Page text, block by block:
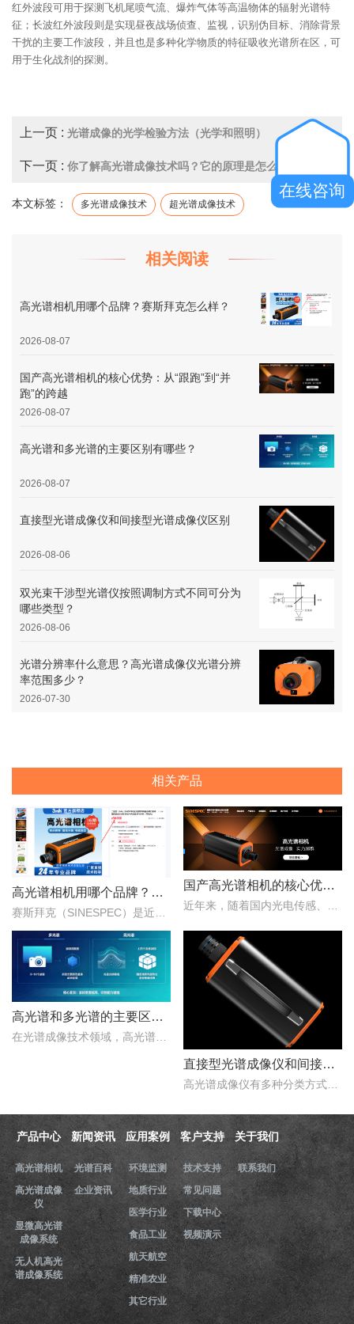
红外波段可用于探测飞机尾喷气流、爆炸气体等高温物体的辐射光谱特
征；长波红外波段则是实现昼夜战场侦查、监视，识别伪目标、消除背景
干扰的主要工作波段，并且也是多种化学物质的特征吸收光谱所在区，可
用于生化战剂的探测。
上一页 : 光谱成像的光学检验方法（光学和照明）
下一页 : 你了解高光谱成像技术吗？它的原理是怎么样的？
本文标签： 多光谱成像技术 超光谱成像技术
相关阅读
高光谱相机用哪个品牌？赛斯拜克怎么样？
2026-08-07
国产高光谱相机的核心优势：从“跟跑”到“并
跑”的跨越
2026-08-07
高光谱和多光谱的主要区别有哪些？
2026-08-07
直接型光谱成像仪和间接型光谱成像仪区别
2026-08-06
双光束干涉型光谱仪按照调制方式不同可分为
哪些类型？
2026-08-06
光谱分辨率什么意思？高光谱成像仪光谱分辨
率范围多少？
2026-07-30
相关产品
高光谱相机用哪个品牌？赛斯拜克怎么样？
国产高光谱相机的核心优势：从“跟跑”到“并跑”的跨越
高光谱和多光谱的主要区别有哪些？
直接型光谱成像仪和间接型光谱成像仪区别
产品中心
高光谱相机
高光谱成像
仪
显微高光谱
成像系统
无人机高光
谱成像系统
新闻资讯
光谱百科
企业资讯
应用案例
环境监测
地质行业
医学行业
食品工业
航天航空
精准农业
其它行业
客户支持
技术支持
常见问题
下载中心
视频演示
关于我们
联系我们
在线咨询